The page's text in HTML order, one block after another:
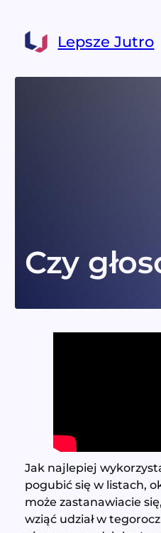
treści
Lepsze Jutro
Czy
Jak najlepiej
pogubić się w listach,
może zastanawiacie
wziąć udział w